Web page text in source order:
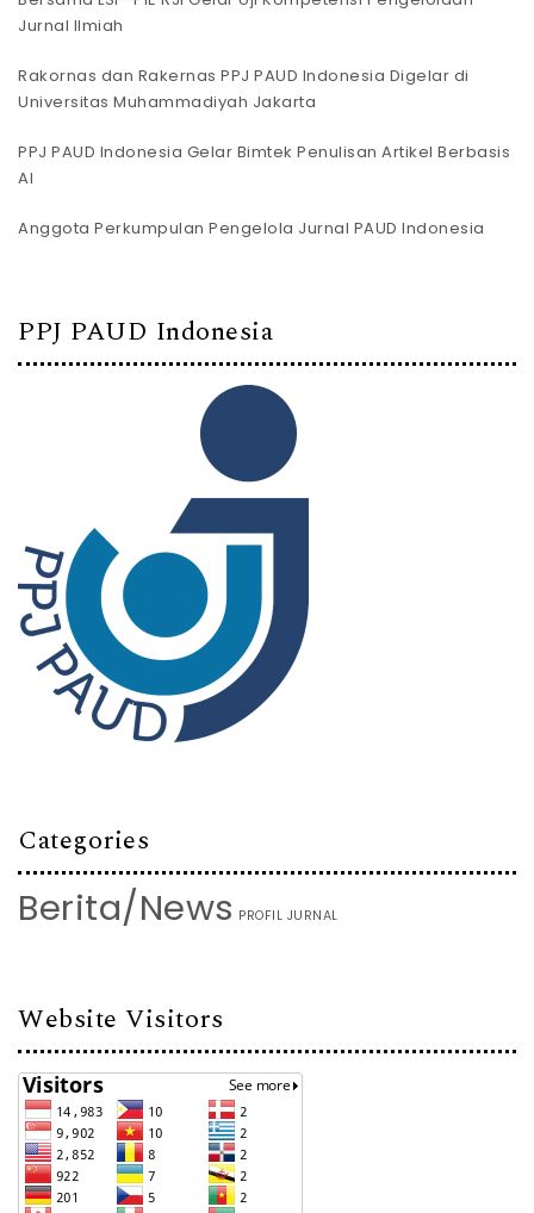
Jurnal Ilmiah
Rakornas dan Rakernas PPJ PAUD Indonesia Digelar di
Universitas Muhammadiyah Jakarta
PPJ PAUD Indonesia Gelar Bimtek Penulisan Artikel Berbasis
AI
Anggota Perkumpulan Pengelola Jurnal PAUD Indonesia
PPJ PAUD Indonesia
Categories
Berita/News PROFIL JURNAL
Website Visitors